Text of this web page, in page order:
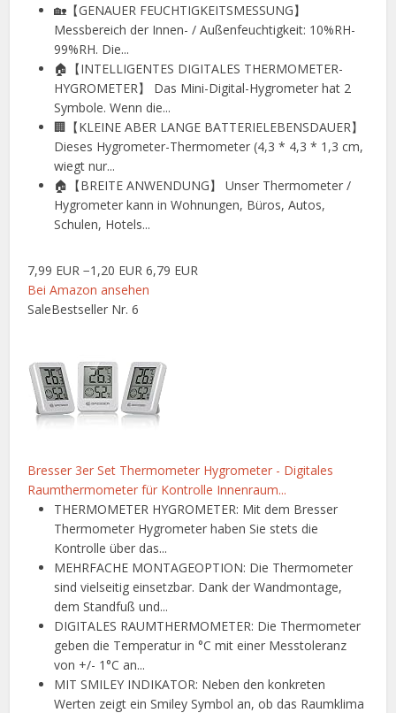
🏡【GENAUER FEUCHTIGKEITSMESSUNG】
Messbereich der Innen- / Außenfeuchtigkeit: 10%RH-
99%RH. Die...
🏠【INTELLIGENTES DIGITALES THERMOMETER-
HYGROMETER】 Das Mini-Digital-Hygrometer hat 2
Symbole. Wenn die...
🏢【KLEINE ABER LANGE BATTERIELEBENSDAUER】
Dieses Hygrometer-Thermometer (4,3 * 4,3 * 1,3 cm,
wiegt nur...
🏠【BREITE ANWENDUNG】 Unser Thermometer /
Hygrometer kann in Wohnungen, Büros, Autos,
Schulen, Hotels...
7,99 EUR −1,20 EUR 6,79 EUR
Bei Amazon ansehen
SaleBestseller Nr. 6
Bresser 3er Set Thermometer Hygrometer - Digitales
Raumthermometer für Kontrolle Innenraum...
THERMOMETER HYGROMETER: Mit dem Bresser
Thermometer Hygrometer haben Sie stets die
Kontrolle über das...
MEHRFACHE MONTAGEOPTION: Die Thermometer
sind vielseitig einsetzbar. Dank der Wandmontage,
dem Standfuß und...
DIGITALES RAUMTHERMOMETER: Die Thermometer
geben die Temperatur in °C mit einer Messtoleranz
von +/- 1°C an...
MIT SMILEY INDIKATOR: Neben den konkreten
Werten zeigt ein Smiley Symbol an, ob das Raumklima